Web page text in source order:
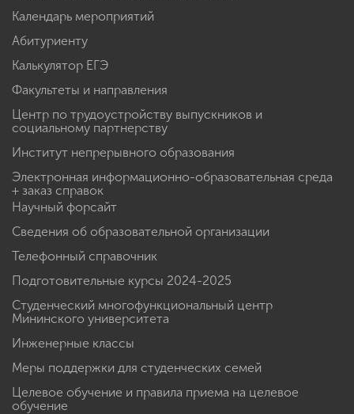
Календарь мероприятий
Абитуриенту
Калькулятор ЕГЭ
Факультеты и направления
Центр по трудоустройству выпускников и
социальному партнерству
Институт непрерывного образования
Электронная информационно-образовательная среда
+ заказ справок
Научный форсайт
Сведения об образовательной организации
Телефонный справочник
Подготовительные курсы 2024-2025
Студенческий многофункциональный центр
Мининского университета
Инженерные классы
Меры поддержки для студенческих семей
Целевое обучение и правила приема на целевое
обучение